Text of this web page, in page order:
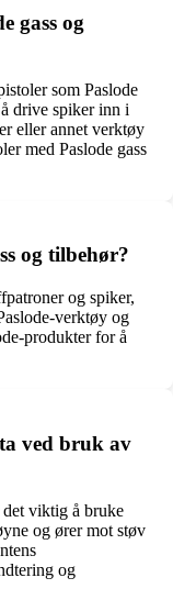
gass og
som Paslode
drive spiker inn i
eller annet verktøy
med Paslode gass
og tilbehør?
og spiker,
verktøy og
produkter for å
ved bruk av
viktig å bruke
og ører mot støv
og